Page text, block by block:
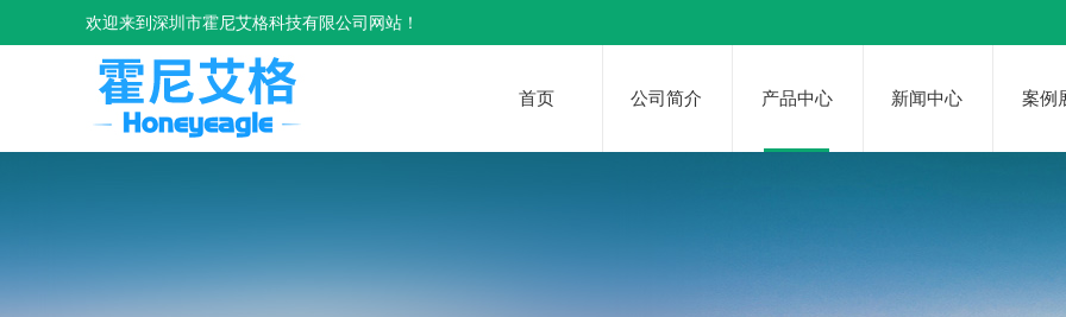
欢迎来到深圳市霍尼艾格科技有限公司网站！
首页 公司简介 产品中心 新闻中心 案例